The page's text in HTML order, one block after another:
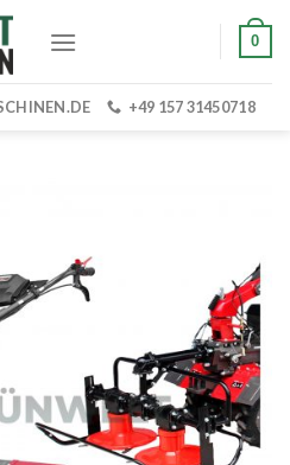
0
+49 157 31450718